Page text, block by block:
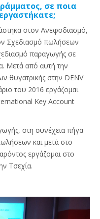
σε ποια
στον Ανεφοδιασμό,
Σχεδιασμό πωλήσεων
παραγωγής σε
Μετά από αυτή την
θυγατρικής στην DENV
του 2016 εργάζομαι
Key Account
στη συνέχεια πήγα
και μετά στο
εργάζομαι στο
Τσεχία.